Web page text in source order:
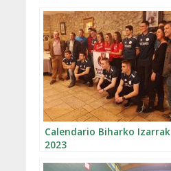
Calendario Biharko Izarrak
2023